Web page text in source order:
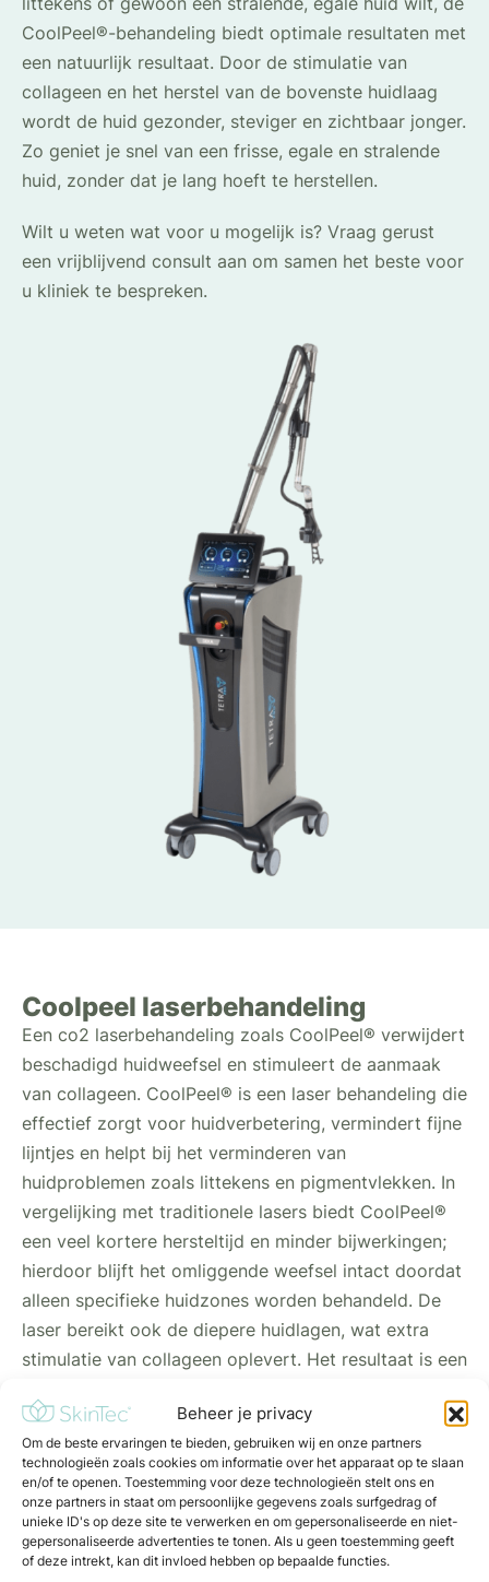
Beheer je privacy
Om de beste ervaringen te bieden, gebruiken wij en onze partners
technologieën zoals cookies om informatie over het apparaat op te slaan
en/of te openen. Toestemming voor deze technologieën stelt ons en
onze partners in staat om persoonlijke gegevens zoals surfgedrag of
unieke ID's op deze site te verwerken en om gepersonaliseerde en niet-
gepersonaliseerde advertenties te tonen. Als u geen toestemming geeft
of deze intrekt, kan dit invloed hebben op bepaalde functies.
CoolPeel®-behandeling biedt optimale resultaten met
een natuurlijk resultaat. Door de stimulatie van
collageen en het herstel van de bovenste huidlaag
wordt de huid gezonder, steviger en zichtbaar jonger.
Zo geniet je snel van een frisse, egale en stralende
huid, zonder dat je lang hoeft te herstellen.
Wilt u weten wat voor u mogelijk is? Vraag gerust
een vrijblijvend consult aan om samen het beste voor
u kliniek te bespreken.
Coolpeel laserbehandeling
Een co2 laserbehandeling zoals CoolPeel® verwijdert
beschadigd huidweefsel en stimuleert de aanmaak
van collageen. CoolPeel® is een laser behandeling die
effectief zorgt voor huidverbetering, vermindert fijne
lijntjes en helpt bij het verminderen van
huidproblemen zoals littekens en pigmentvlekken. In
vergelijking met traditionele lasers biedt CoolPeel®
een veel kortere hersteltijd en minder bijwerkingen;
hierdoor blijft het omliggende weefsel intact doordat
alleen specifieke huidzones worden behandeld. De
laser bereikt ook de diepere huidlagen, wat extra
stimulatie van collageen oplevert. Het resultaat is een
gezonde huid doordat beschadigd weefsel wordt
verwijderd. CoolPeel® is gericht op optimale
huidverbetering door geavanceerde technologie en
wordt afgestemd op de huidconditie van de cliënt.
Hoeveel behandelingen nodig zijn, hangt af van de
conditie van de huid en het gewenste resultaat; vaak